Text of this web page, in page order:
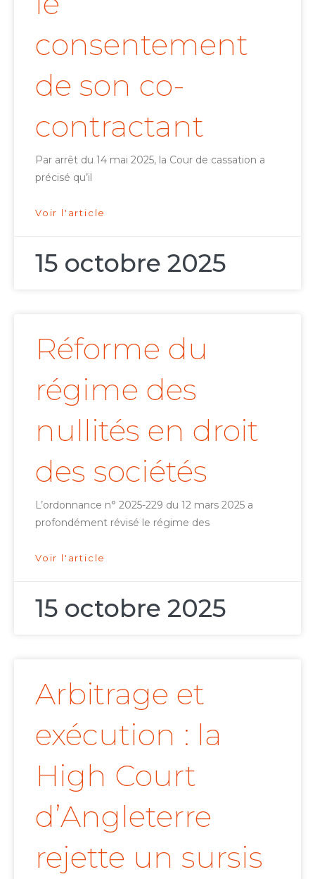
consentement
de son co-
contractant
Par arrêt du 14 mai 2025, la Cour de cassation a
précisé qu’il
Voir l'article
15 octobre 2025
Réforme du
régime des
nullités en droit
des sociétés
L’ordonnance n° 2025-229 du 12 mars 2025 a
profondément révisé le régime des
Voir l'article
15 octobre 2025
Arbitrage et
exécution : la
High Court
d’Angleterre
rejette un sursis